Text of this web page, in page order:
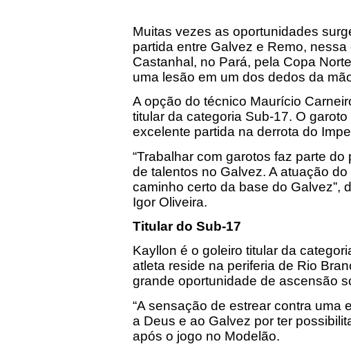
Muitas vezes as oportunidades
partida entre Galvez e Remo,
Castanhal, no Pará, pela Copa
uma lesão em um dos dedos da
A opção do técnico Maurício
titular da categoria Sub-17. O
excelente partida na derrota do
“Trabalhar com garotos faz parte
de talentos no Galvez. A atuação
caminho certo da base do Galvez”,
Igor Oliveira.
Titular do Sub-17
Kayllon é o goleiro titular da
atleta reside na periferia de Rio
grande oportunidade de ascensão
“A sensação de estrear contra uma
a Deus e ao Galvez por ter
após o jogo no Modelão.